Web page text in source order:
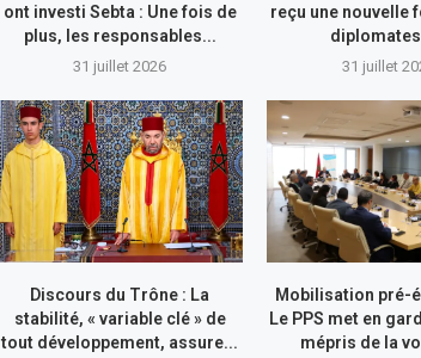
ont investi Sebta : Une fois de
plus, les responsables...
31 juillet 2026
reçu une nouvelle
diplomates
31 juillet
Discours du Trône : La
stabilité, « variable clé » de
tout développement, assure...
Mobilisation pré-
Le PPS met en
mépris de la